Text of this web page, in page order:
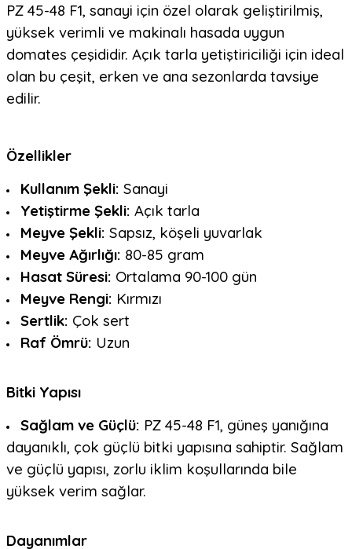
PZ 45-48 F1, sanayi için özel olarak geliştirilmiş,
yüksek verimli ve makinalı hasada uygun
domates çeşididir. Açık tarla yetiştiriciliği için ideal
olan bu çeşit, erken ve ana sezonlarda tavsiye
edilir.
Özellikler
Kullanım Şekli: Sanayi
Yetiştirme Şekli: Açık tarla
Meyve Şekli: Sapsız, köşeli yuvarlak
Meyve Ağırlığı: 80-85 gram
Hasat Süresi: Ortalama 90-100 gün
Meyve Rengi: Kırmızı
Sertlik: Çok sert
Raf Ömrü: Uzun
Bitki Yapısı
Sağlam ve Güçlü: PZ 45-48 F1, güneş yanığına
dayanıklı, çok güçlü bitki yapısına sahiptir. Sağlam
ve güçlü yapısı, zorlu iklim koşullarında bile
yüksek verim sağlar.
Dayanımlar